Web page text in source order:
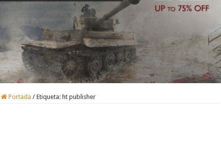
Portada / Etiqueta: ht publisher